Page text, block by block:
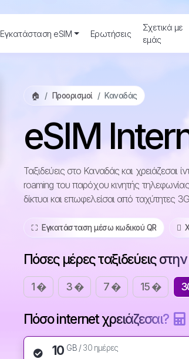
Εγκατάσταση eSIM Ερωτήσεις
Σχετικά με
εμάς
🏠 Προορισμοί Καναδάς
eSIM
Ταξιδεύεις στο Καναδάς και
roaming του παρόχου κινητής
δίκτυα και επωφελείσαι από ταχύτητες
⛶️️ Εγκατάσταση μέσω κωδικού QR ️
Πόσες μέρες ταξιδεύεις
1 � 3 � 7 � 15 �
Πόσο internet χρειάζεσαι?
10 GB /30 ημέρες